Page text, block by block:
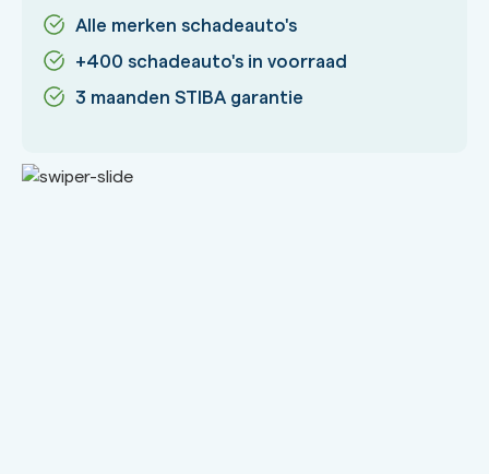
Alle merken schadeauto's
+400 schadeauto's in voorraad
3 maanden STIBA garantie